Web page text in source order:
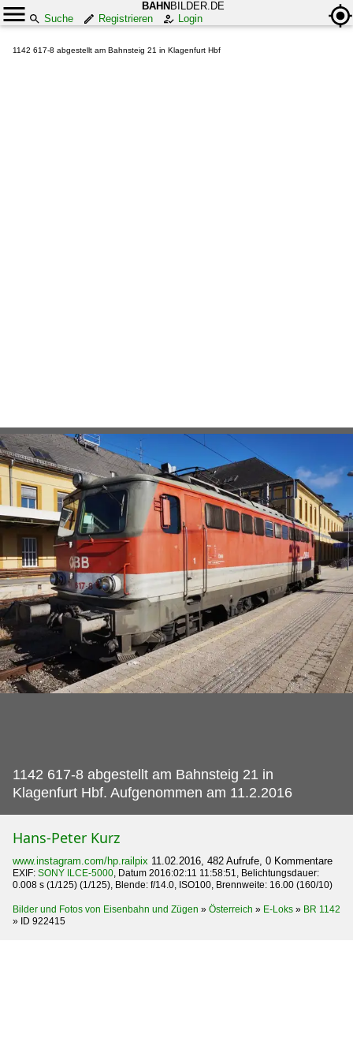
BAHN BILDER.DE
Suche
Registrieren Login
1142 617-8 abgestellt am Bahnsteig 21 in Klagenfurt Hbf
1142 617-8 abgestellt am Bahnsteig 21 in
Klagenfurt Hbf. Aufgenommen am 11.2.2016
Hans-Peter Kurz
www.instagram.com/hp.railpix 11.02.2016, 482 Aufrufe, 0 Kommentare
EXIF: SONY ILCE-5000, Datum 2016:02:11 11:58:51, Belichtungsdauer:
0.008 s (1/125) (1/125), Blende: f/14.0, ISO100, Brennweite: 16.00 (160/10)
Bilder und Fotos von Eisenbahn und Zügen » Österreich » E-Loks » BR 1142
» ID 922415